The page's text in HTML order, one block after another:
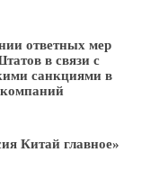
ответных мер
в связи с
санкциями в
Китай главное»